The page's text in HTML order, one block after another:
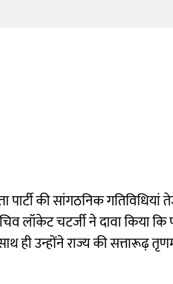
की सांगठनिक गतिविधियां
लॉकेट चटर्जी ने दावा किया
ही उन्होंने राज्य की सत्तारूढ़